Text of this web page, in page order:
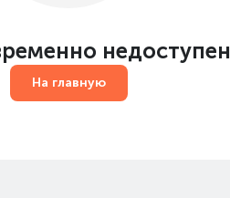
недоступен
На главную